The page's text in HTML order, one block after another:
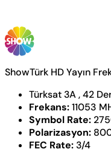
ShowTürk HD Yayın
Türksat 3A , 42
Frekans:11053
Symbol Rate:
Polarizasyon:
FEC Rate: 3/4